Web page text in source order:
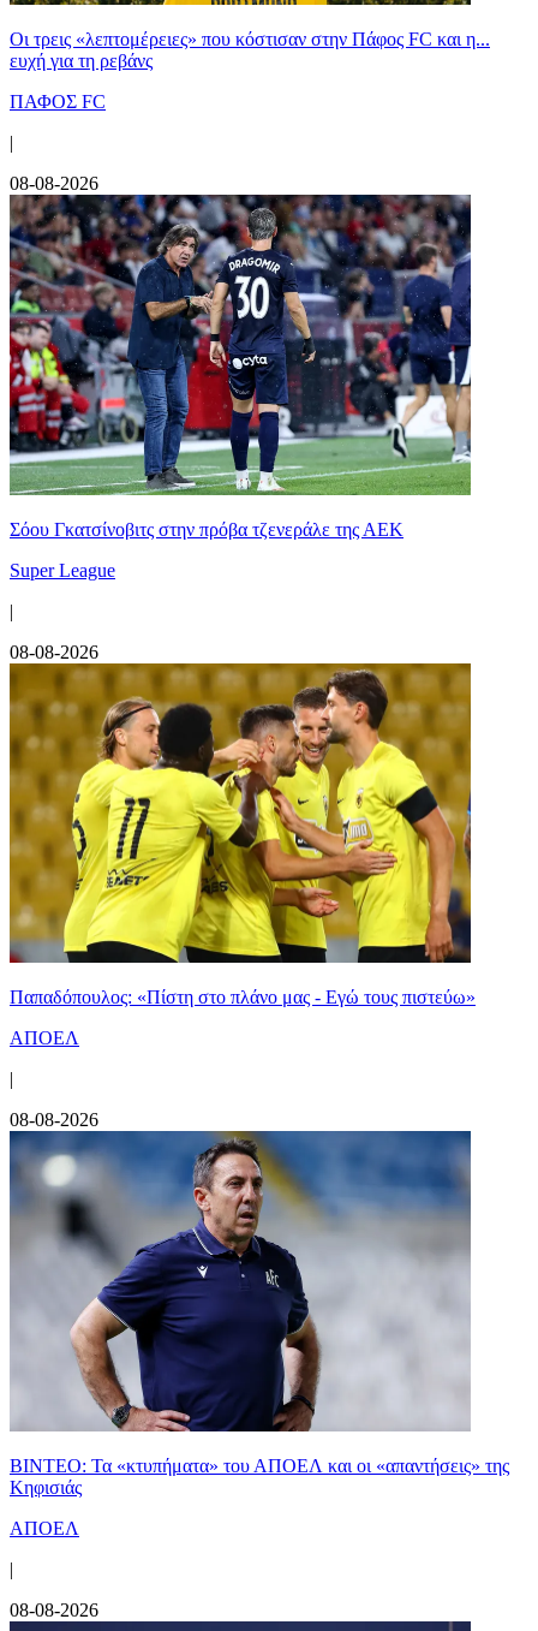
Οι τρεις «λεπτομέρειες» που κόστισαν στην Πάφος FC και η...
ευχή για τη ρεβάνς
ΠΑΦΟΣ FC
|
08-08-2026
Σόου Γκατσίνοβιτς στην πρόβα τζενεράλε της ΑΕΚ
Super League
|
08-08-2026
Παπαδόπουλος: «Πίστη στο πλάνο μας - Εγώ τους πιστεύω»
ΑΠΟΕΛ
|
08-08-2026
ΒΙΝΤΕΟ: Τα «κτυπήματα» του ΑΠΟΕΛ και οι «απαντήσεις» της
Κηφισιάς
ΑΠΟΕΛ
|
08-08-2026